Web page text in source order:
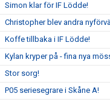
Simon klar för IF Lödde!
Christopher blev andra
Koffe tillbaka i IF Lödde!
Kylan kryper på - fina nya
Stor sorg!
P05 seriesegrare i Skåne A!